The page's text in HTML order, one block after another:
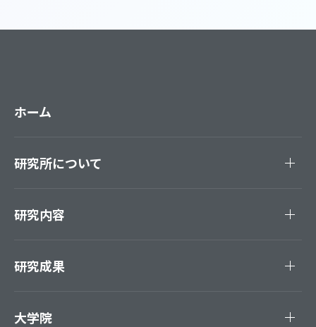
ホーム
研究所について
研究内容
研究成果
大学院